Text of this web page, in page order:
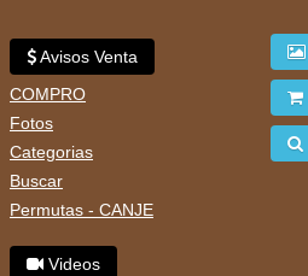
Avisos Venta
COMPRO
Fotos
Categorias
Buscar
Permutas - CANJE
Videos